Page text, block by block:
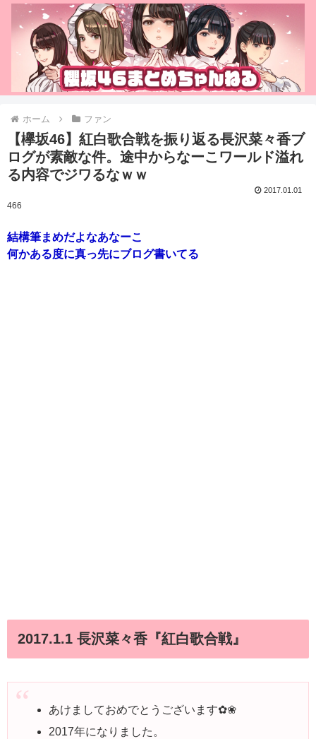
ホーム ファン
【欅坂46】紅白歌合戦を振り返る長沢菜々香ブ
ログが素敵な件。途中からなーこワールド溢れ
る内容でジワるなｗｗ
2017.01.01
466
結構筆まめだよなあなーこ
何かある度に真っ先にブログ書いてる
2017.1.1 長沢菜々香『紅白歌合戦』
あけましておめでとうございます✿❀
2017年になりました。